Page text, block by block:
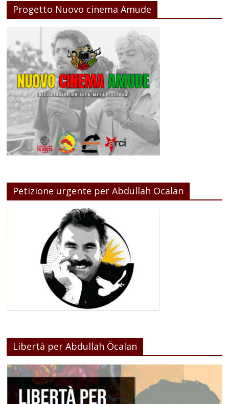
Progetto Nuovo cinema Amude
Petizione urgente per Abdullah Ocalan
Libertà per Abdullah Öcalan